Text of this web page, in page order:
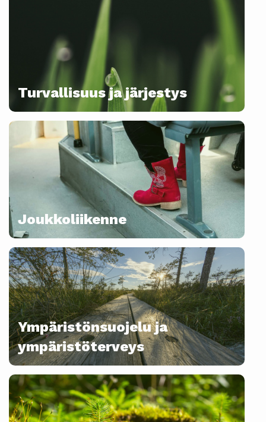
Turvallisuus ja järjestys
Joukkoliikenne
Ympäristönsuojelu ja
ympäristöterveys